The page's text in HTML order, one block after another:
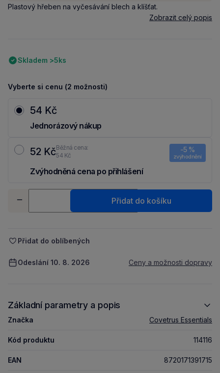
Plastový hřeben na vyčesávání blech a klíšťat.
Zobrazit celý popis
Skladem >5ks
Vyberte si cenu (2 možnosti)
54 Kč
Jednorázový nákup
52 KčBěžná cena:
54 Kč
-5 %
zvýhodnění
Zvýhodněná cena po přihlášení
-
+
Přidat do košíku
Přidat do oblíbených
Odeslání 10. 8. 2026 Ceny a možnosti dopravy
Základní parametry a popis
Značka Covetrus Essentials
Kód produktu 114116
EAN 8720171391715